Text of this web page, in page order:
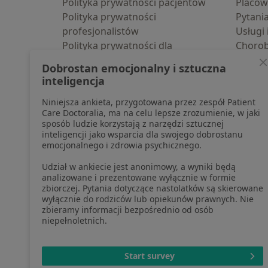
Polityka prywatności
profesjonalistów
Polityka prywatności dla
pozyskaliśmy samodzielnie
Polityka cookies
Jak działają wyniki wyszukiwania
Dostępność
O nas
Praca Rekrutujemy!
Partnerzy
Centrum prasowe
Kontakt
Pomoc
Blog
otwiera się w
otwiera
Dobrostan emocjonalny i sztuczna
inteligencja
Niniejsza ankieta, przygotowana przez zespół Patient
Care Doctoralia, ma na celu lepsze zrozumienie, w jaki
sposób ludzie korzystają z narzędzi sztucznej
inteligencji jako wsparcia dla swojego dobrostanu
emocjonalnego i zdrowia psychicznego.
Udział w ankiecie jest anonimowy, a wyniki będą
analizowane i prezentowane wyłącznie w formie
zbiorczej. Pytania dotyczące nastolatków są skierowane
wyłącznie do rodziców lub opiekunów prawnych. Nie
zbieramy informacji bezpośrednio od osób
niepełnoletnich.
Start survey